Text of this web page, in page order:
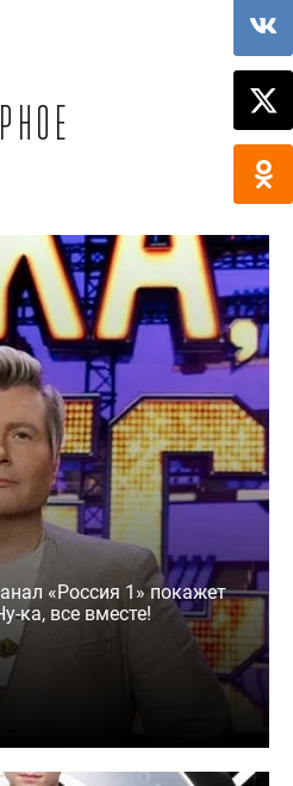
«Россия 1» покажет
ка, все вместе!